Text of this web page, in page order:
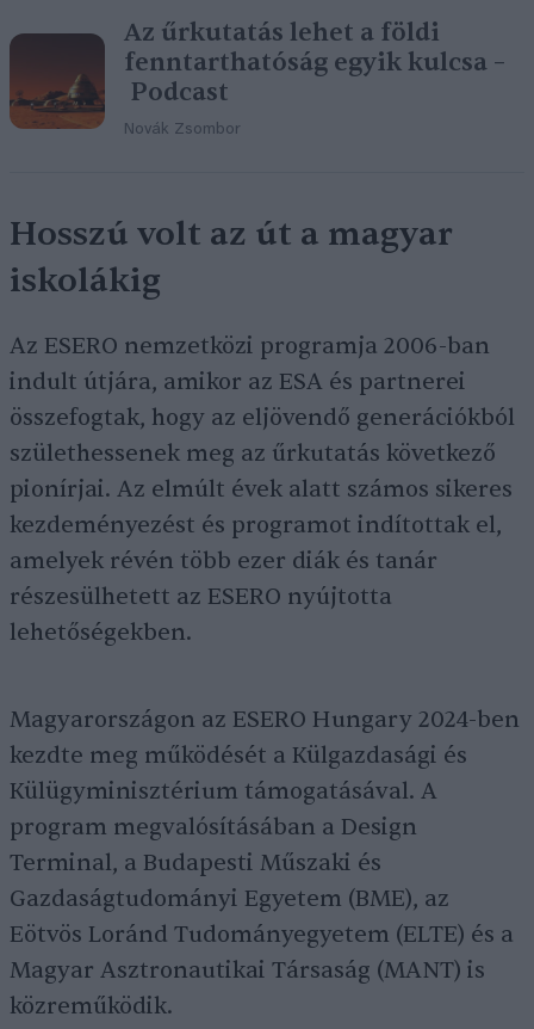
Az űrkutatás lehet a földi
fenntarthatóság egyik kulcsa –
Podcast
Novák Zsombor
Hosszú volt az út a magyar
iskolákig
Az ESERO nemzetközi programja 2006-ban
indult útjára, amikor az ESA és partnerei
összefogtak, hogy az eljövendő generációkból
születhessenek meg az űrkutatás következő
pionírjai. Az elmúlt évek alatt számos sikeres
kezdeményezést és programot indítottak el,
amelyek révén több ezer diák és tanár
részesülhetett az ESERO nyújtotta
lehetőségekben.
Magyarországon az ESERO Hungary 2024-ben
kezdte meg működését a Külgazdasági és
Külügyminisztérium támogatásával. A
program megvalósításában a Design
Terminal, a Budapesti Műszaki és
Gazdaságtudományi Egyetem (BME), az
Eötvös Loránd Tudományegyetem (ELTE) és a
Magyar Asztronautikai Társaság (MANT) is
közreműködik.